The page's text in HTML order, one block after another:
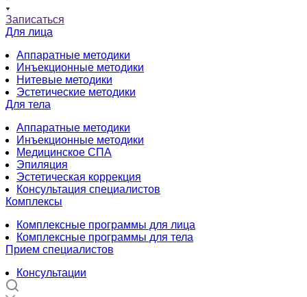
Записаться
Для лица
Аппаратные методики
Инъекционные методики
Нитевые методики
Эстетические методики
Для тела
Аппаратные методики
Инъекционные методики
Медицинское СПА
Эпиляция
Эстетическая коррекция
Консультация специалистов
Комплексы
Комплексные программы для лица
Комплексные программы для тела
Прием специалистов
Консультации